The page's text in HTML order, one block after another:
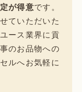
が得意です。
ていただいた
ース業界に貢
のお品物への
ルへお気軽に